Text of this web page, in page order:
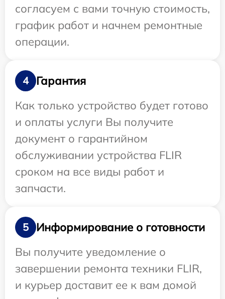
согласуем с вами точную стоимость,
график работ и начнем ремонтные
операции.
4
Гарантия
Как только устройство будет готово
и оплаты услуги Вы получите
документ о гарантийном
обслуживании устройства FLIR
сроком на все виды работ и
запчасти.
5
Информирование о готовности
Вы получите уведомление о
завершении ремонта техники FLIR,
и курьер доставит ее к вам домой